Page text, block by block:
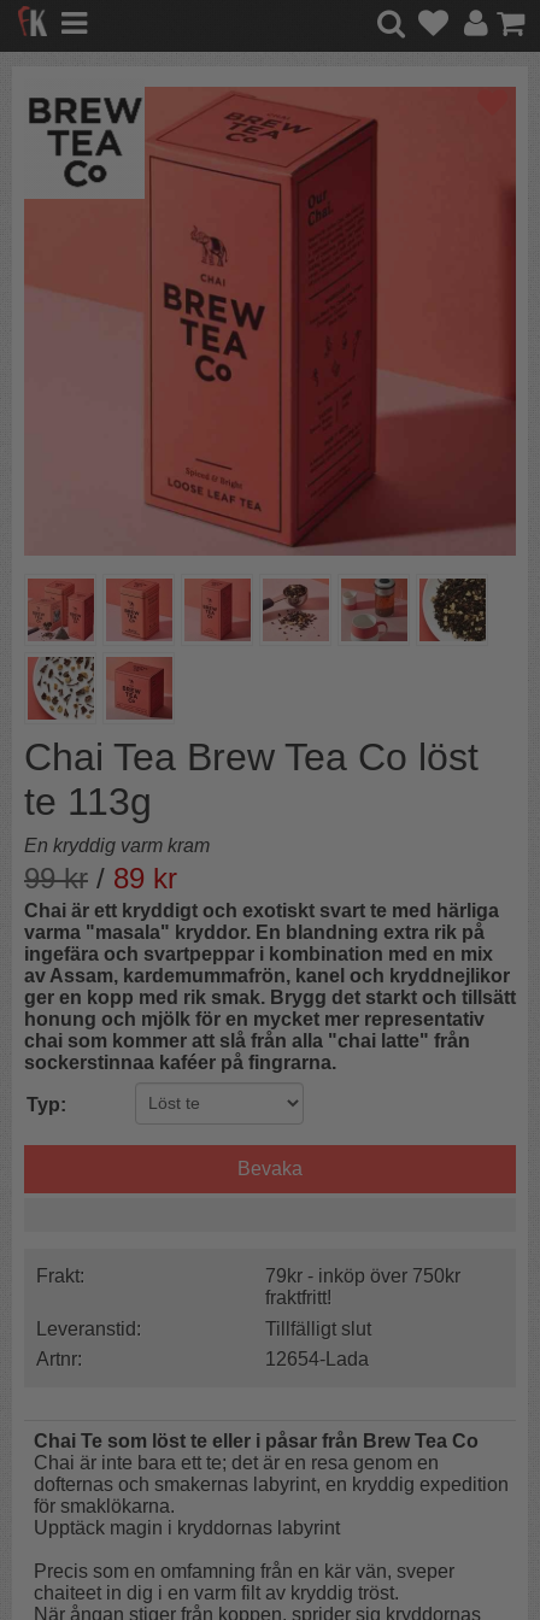
Chai Tea Brew Tea Co löst
te 113g
En kryddig varm kram
99kr / 89 kr
Chai är ett kryddigt och exotiskt svart te med härliga
varma "masala" kryddor. En blandning extra rik på
ingefära och svartpeppar i kombination med en mix
av Assam, kardemummafrön, kanel och kryddnejlikor
ger en kopp med rik smak. Brygg det starkt och tillsätt
honung och mjölk för en mycket mer representativ
chai som kommer att slå från alla "chai latte" från
sockerstinnaa kaféer på fingrarna.
Typ:
Bevaka
Frakt:
79kr - inköp över 750kr
fraktfritt!
Leveranstid:
Tillfälligt slut
Artnr:
12654-Lada
Chai Te som löst te eller i påsar från Brew Tea Co
Chai är inte bara ett te; det är en resa genom en
dofternas och smakernas labyrint, en kryddig expedition
för smaklökarna.
Upptäck magin i kryddornas labyrint
Precis som en omfamning från en kär vän, sveper
chaiteet in dig i en varm filt av kryddig tröst.
När ångan stiger från koppen, sprider sig kryddornas